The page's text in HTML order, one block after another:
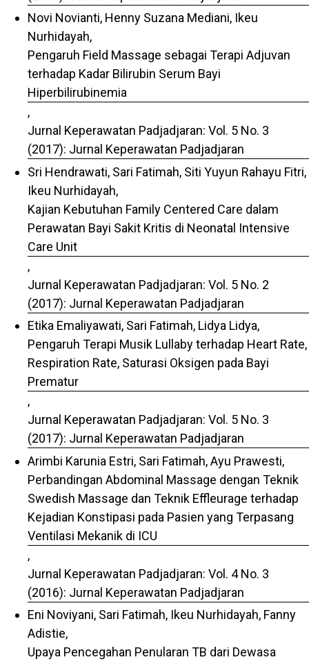
Novi Novianti, Henny Suzana Mediani, Ikeu
Nurhidayah,
Pengaruh Field Massage sebagai Terapi Adjuvan
terhadap Kadar Bilirubin Serum Bayi
Hiperbilirubinemia
,
Jurnal Keperawatan Padjadjaran: Vol. 5 No. 3
(2017): Jurnal Keperawatan Padjadjaran
Sri Hendrawati, Sari Fatimah, Siti Yuyun Rahayu Fitri,
Ikeu Nurhidayah,
Kajian Kebutuhan Family Centered Care dalam
Perawatan Bayi Sakit Kritis di Neonatal Intensive
Care Unit
,
Jurnal Keperawatan Padjadjaran: Vol. 5 No. 2
(2017): Jurnal Keperawatan Padjadjaran
Etika Emaliyawati, Sari Fatimah, Lidya Lidya,
Pengaruh Terapi Musik Lullaby terhadap Heart Rate,
Respiration Rate, Saturasi Oksigen pada Bayi
Prematur
,
Jurnal Keperawatan Padjadjaran: Vol. 5 No. 3
(2017): Jurnal Keperawatan Padjadjaran
Arimbi Karunia Estri, Sari Fatimah, Ayu Prawesti,
Perbandingan Abdominal Massage dengan Teknik
Swedish Massage dan Teknik Effleurage terhadap
Kejadian Konstipasi pada Pasien yang Terpasang
Ventilasi Mekanik di ICU
,
Jurnal Keperawatan Padjadjaran: Vol. 4 No. 3
(2016): Jurnal Keperawatan Padjadjaran
Eni Noviyani, Sari Fatimah, Ikeu Nurhidayah, Fanny
Adistie,
Upaya Pencegahan Penularan TB dari Dewasa